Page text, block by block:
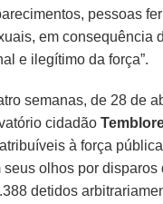
pessoas
em consequência
e ilegítimo da força”.
semanas, de 28 de
cidadão
à força
seus olhos por
detidos